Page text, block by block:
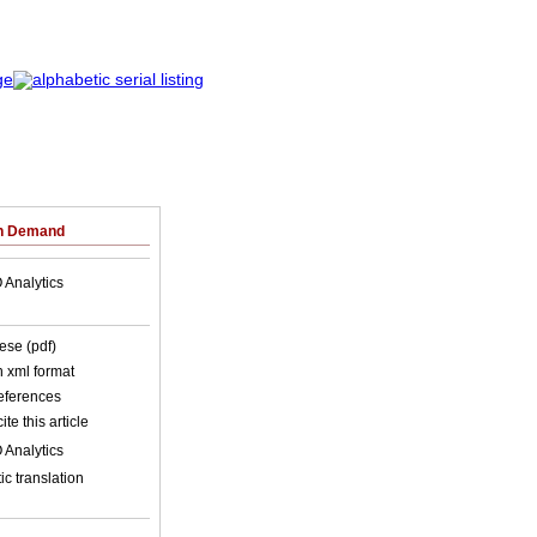
Demand
Analytics
(pdf)
xml format
this article
Analytics
translation